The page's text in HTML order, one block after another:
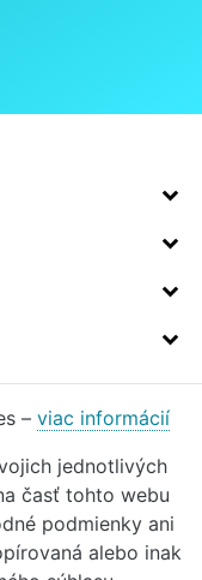
– viac informácií
jednotlivých
časť tohto webu
podmienky ani
alebo inak